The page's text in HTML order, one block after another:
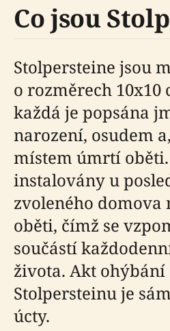
Co jsou
Stolpersteine jsou
o rozměrech 10x10
každá je popsána
narození, osudem
místem úmrtí oběti.
instalovány u
zvoleného domova
oběti, čímž se
součástí
života. Akt ohýbání
Stolpersteinu je
úcty.